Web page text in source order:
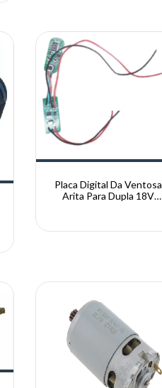
Placa Digital Da Ventosa
Arita Para Dupla 18V